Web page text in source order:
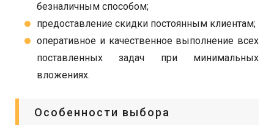
безналичным способом;
предоставление скидки постоянным клиентам;
оперативное и качественное выполнение всех
поставленных задач при минимальных
вложениях.
Особенности выбора